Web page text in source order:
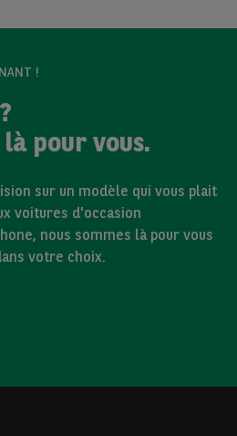
!
pour vous.
sur un modèle qui vous plait
voitures d'occasion
nous sommes là pour vous
votre choix.